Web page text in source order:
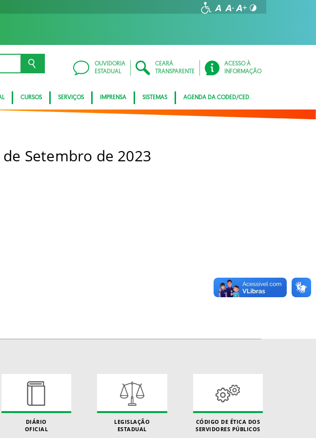
OUVIDORIA
ESTADUAL
CEARÁ
TRANSPARENTE
ACESSO À
INFORMAÇÃO
CURSOS SERVIÇOS IMPRENSA SISTEMAS AGENDA DA CODED/CED
de Setembro de 2023
DIÁRIO
OFICIAL
LEGISLAÇÃO
ESTADUAL
CÓDIGO DE ÉTICA DOS
SERVIDORES PÚBLICOS